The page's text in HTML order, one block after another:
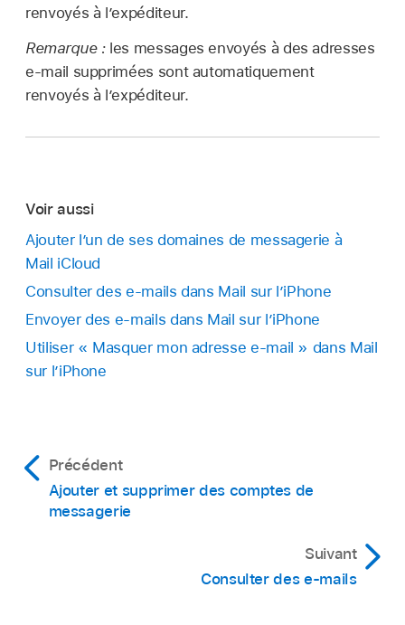
renvoyés à l’expéditeur.
Remarque : les messages envoyés à des adresses
e-mail supprimées sont automatiquement
renvoyés à l’expéditeur.
Voir aussi
Ajouter l’un de ses domaines de messagerie à
Mail iCloud
Consulter des e-mails dans Mail sur l’iPhone
Envoyer des e-mails dans Mail sur l’iPhone
Utiliser « Masquer mon adresse e-mail » dans Mail
sur l’iPhone
Précédent
Ajouter et supprimer des comptes de
messagerie
Suivant
Consulter des e-mails